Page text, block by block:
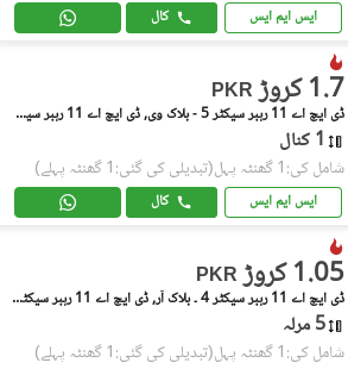
ایس ایم ایس کال
PKR 1.7 کروڑ
ڈی ایچ اے 11 رہبر سیکٹر 5 - بلاک وی, ڈی ایچ اے 11 رہبر سیکٹر5 - کے ای ایم سی
1 کنال
شامل کی:1 گھنٹہ پہل (تبدیلی کی گئی:1 گھنٹہ پہلے)
ایس ایم ایس کال
PKR 1.05 کروڑ
ڈی ایچ اے 11 رہبر سیکٹر 4 ۔ بلاک آر, ڈی ایچ اے 11 رہبر سیکٹر 4
5 مرلہ
شامل کی:1 گھنٹہ پہل (تبدیلی کی گئی:1 گھنٹہ پہلے)